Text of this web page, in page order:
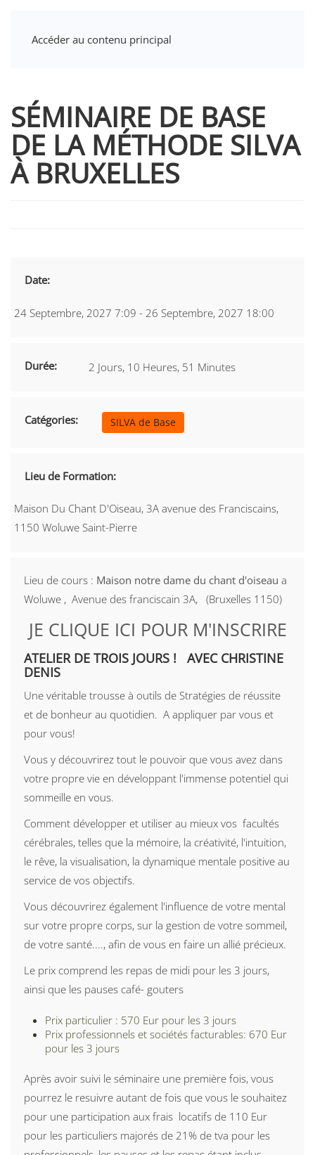
Accéder au contenu principal
SÉMINAIRE DE BASE
DE LA MÉTHODE SILVA
À BRUXELLES
Date:
24 Septembre, 2027 7:09 - 26 Septembre, 2027 18:00
Durée: 2 Jours, 10 Heures, 51 Minutes
Catégories: SILVA de Base
Lieu de Formation:
Maison Du Chant D'Oiseau, 3A avenue des Franciscains,
1150 Woluwe Saint-Pierre
Lieu de cours : Maison notre dame du chant d'oiseau a
Woluwe , Avenue des franciscain 3A, (Bruxelles 1150)
JE CLIQUE ICI POUR M'INSCRIRE
ATELIER DE TROIS JOURS ! AVEC CHRISTINE
DENIS
Une véritable trousse à outils de Stratégies de réussite
et de bonheur au quotidien. A appliquer par vous et
pour vous!
Vous y découvrirez tout le pouvoir que vous avez dans
votre propre vie en développant l'immense potentiel qui
sommeille en vous.
Comment développer et utiliser au mieux vos facultés
cérébrales, telles que la mémoire, la créativité, l'intuition,
le rêve, la visualisation, la dynamique mentale positive au
service de vos objectifs.
Vous découvrirez également l'influence de votre mental
sur votre propre corps, sur la gestion de votre sommeil,
de votre santé...., afin de vous en faire un allié précieux.
Le prix comprend les repas de midi pour les 3 jours,
ainsi que les pauses café- gouters
Prix particulier : 570 Eur pour les 3 jours
Prix professionnels et sociétés facturables: 670 Eur
pour les 3 jours
Après avoir suivi le séminaire une première fois, vous
pourrez le resuivre autant de fois que vous le souhaitez
pour une participation aux frais locatifs de 110 Eur
pour les particuliers majorés de 21% de tva pour les